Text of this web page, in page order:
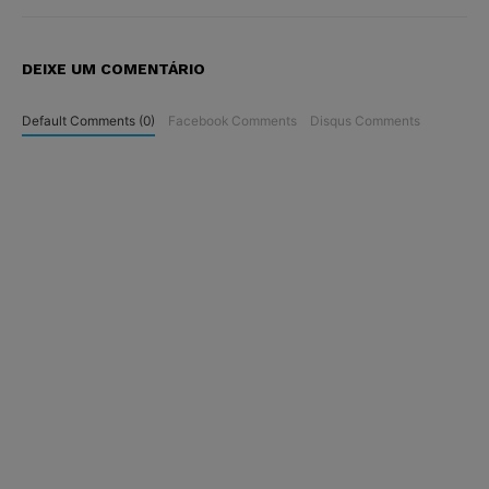
DEIXE UM COMENTÁRIO
Default Comments (0) Facebook Comments Disqus Comments